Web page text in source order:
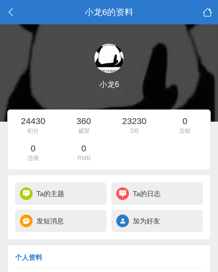
小龙6的资料
小龙6
24430
积分
360
威望
23230
DB
0
贡献
0
违规
0
RMB
Ta的主题 Ta的日志
发短消息 加为好友
个人资料